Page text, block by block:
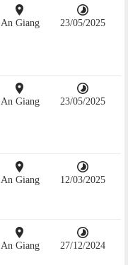
An Giang 23/05/2025
An Giang 23/05/2025
An Giang 12/03/2025
An Giang 27/12/2024